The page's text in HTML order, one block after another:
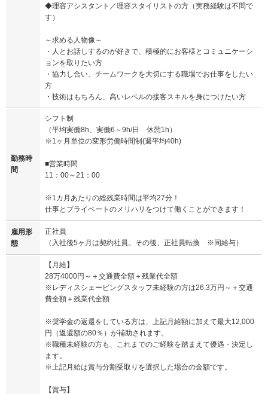
◆理容アシスタント／理容スタイリストの方（実務経験は不問で
す）
～求める人物像～
・人とお話しするのが好きで、積極的にお客様とコミュニケーシ
ョンを取りたい方
・協力し合い、チームワークを大切にする職場でお仕事をしたい
方
・技術はもちろん、高いレベルの接客スキルを身につけたい方
勤務時
間
シフト制
（平均実働8h、実働6～9h/日 休憩1h）
※1ヶ月単位の変形労働時間制(週平均40h)
■営業時間
11：00～21：00
※1カ月あたりの総残業時間は平均27分！
仕事とプライベートのメリハリをつけて働くことができます！
雇用形
態
正社員
（入社後5ヶ月は契約社員。その後、正社員転換 ※同給与）
【月給】
28万4000円～＋交通費全額＋残業代全額
※レディスシェービングスタッフ未経験の方は26.3万円～＋交通
費全額＋残業代全額
※奨学金の返還をしている方は、上記月給額に加えて最大12,000
円（返還額の80％）が補助されます。
※職種未経験の方も、これまでのご経験を踏まえて優遇・決定し
ます。
※上記月給は賞与分割受取りを選択した場合の金額です。
【賞与】